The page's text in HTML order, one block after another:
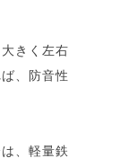
きく左右
、防音性
、軽量鉄